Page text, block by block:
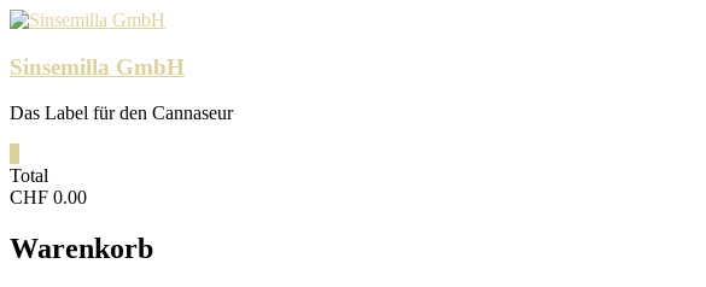
Skip
content
Sinsemilla GmbH
Das Label für den Cannaseur
Total
CHF 0.00
Warenkorb